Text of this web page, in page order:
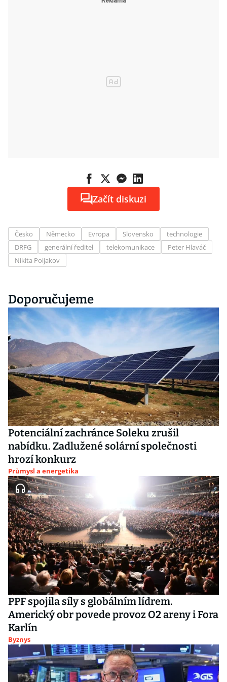
Začít diskuzi
Česko Německo Evropa Slovensko
technologie
DRFG
generální ředitel telekomunikace
Peter Hlaváč
Nikita Poljakov
Doporučujeme
Potenciální zachránce Soleku zrušil
nabídku. Zadlužené solární společnosti
hrozí konkurz
Průmysl a energetika
PPF spojila síly s globálním lídrem.
Americký obr povede provoz O2 areny i Fora
Karlín
Byznys